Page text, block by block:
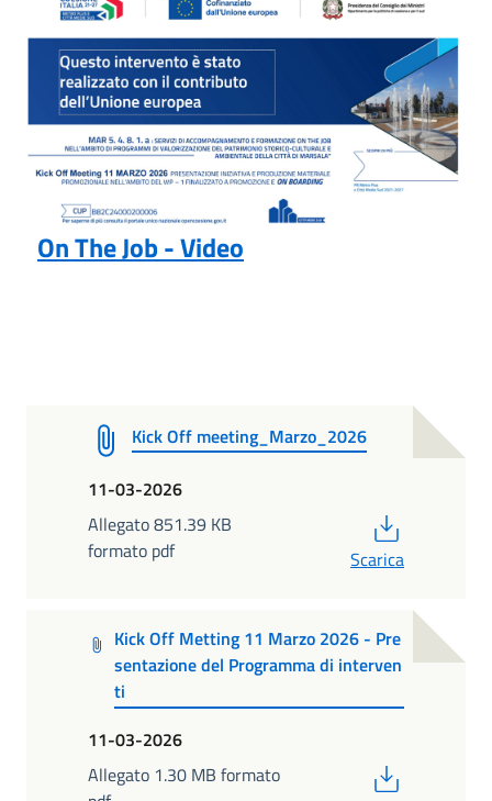
On The Job - Video
Kick Off meeting_Marzo_2026
11-03-2026
Allegato 851.39 KB
formato pdf
Scarica
Kick Off Metting 11 Marzo 2026 - Pre
sentazione del Programma di interven
ti
11-03-2026
Allegato 1.30 MB formato